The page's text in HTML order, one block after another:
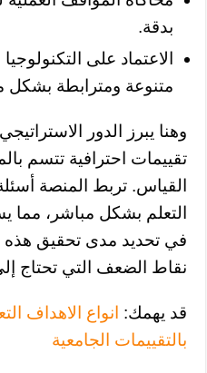
بدقة.
الاعتماد على
متنوعة ومترابطة بشكل
وهنا يبرز الدور
تقييمات احترافية تتسم
القياس. تربط المنصة
التعلم بشكل مباشر، مما
في تحديد مدى تحقيق
نقاط الضعف التي تحتاج
قد يهمك: انواع الاهداف
بالتقييمات الجامعية